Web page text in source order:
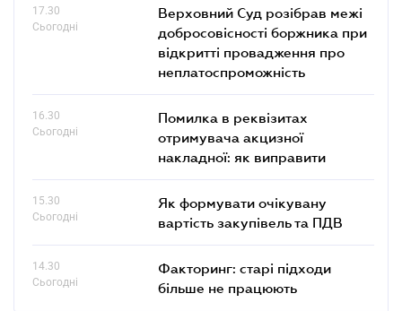
17.30
Сьогодні
Верховний Суд розібрав межі
добросовісності боржника при
відкритті провадження про
неплатоспроможність
16.30
Сьогодні
Помилка в реквізитах
отримувача акцизної
накладної: як виправити
15.30
Сьогодні
Як формувати очікувану
вартість закупівель та ПДВ
14.30
Сьогодні
Факторинг: старі підходи
більше не працюють